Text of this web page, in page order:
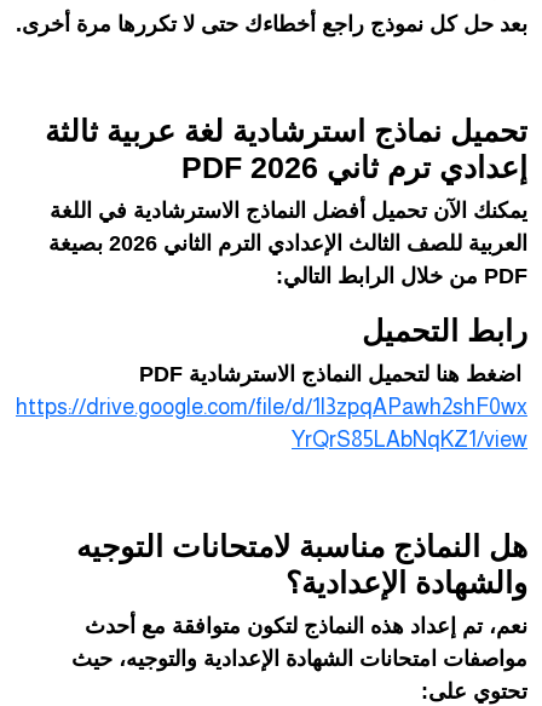
بعد حل كل نموذج راجع أخطاءك حتى لا تكررها مرة أخرى.
تحميل نماذج استرشادية لغة عربية ثالثة
إعدادي ترم ثاني 2026 PDF
يمكنك الآن تحميل أفضل النماذج الاسترشادية في اللغة
العربية للصف الثالث الإعدادي الترم الثاني 2026 بصيغة
PDF من خلال الرابط التالي:
رابط التحميل
اضغط هنا لتحميل النماذج الاسترشادية PDF
https://drive.google.com/file/d/1l3zpqAPawh2shF0wx
YrQrS85LAbNqKZ1/view
هل النماذج مناسبة لامتحانات التوجيه
والشهادة الإعدادية؟
نعم، تم إعداد هذه النماذج لتكون متوافقة مع أحدث
مواصفات امتحانات الشهادة الإعدادية والتوجيه، حيث
تحتوي على: